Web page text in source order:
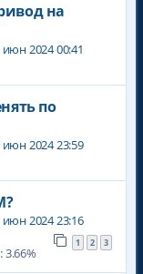
на
июн 2024 00:41
по
июн 2024 23:59
июн 2024 23:16
1 2 3
3.66%